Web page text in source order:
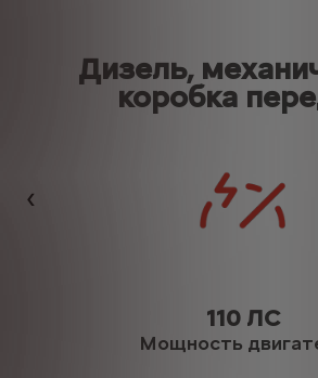
Дизель,
коробка
Назад
110 ЛС
Мощность